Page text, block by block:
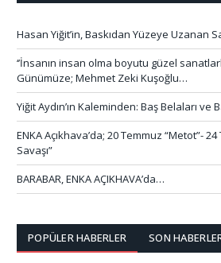
Hasan Yiğit’in, Baskıdan Yüzeye Uzanan
‘’İnsanın insan olma boyutu güzel
Günümüze; Mehmet Zeki Kuşoğlu…
Yiğit Aydın’ın Kaleminden: Baş Belaları ve
ENKA Açıkhava’da; 20 Temmuz “Metot”-
Savaşı”
BARABAR, ENKA AÇIKHAVA’da…
POPÜLER HABERLER SON